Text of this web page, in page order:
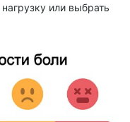
или выбрать